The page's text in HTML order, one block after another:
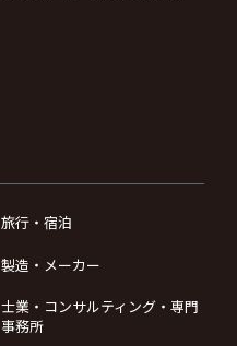
旅行・宿泊
製造・メーカー
士業・コンサルティング・専門
事務所